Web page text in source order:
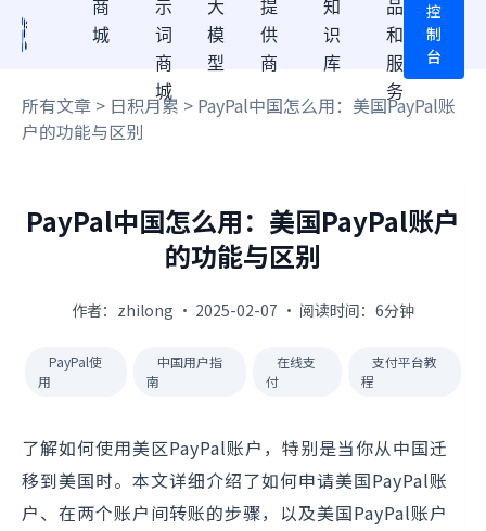
商
城
示
词
商
城
大
模
型
提
供
商
知
识
库
品
和
服
务
控
制
台
所有文章 > 日积月累 > PayPal中国怎么用：美国PayPal账
户的功能与区别
PayPal中国怎么用：美国PayPal账户
的功能与区别
作者：zhilong · 2025-02-07 · 阅读时间：6分钟
PayPal使
用
中国用户指
南
在线支
付
支付平台教
程
了解如何使用美区PayPal账户，特别是当你从中国迁
移到美国时。本文详细介绍了如何申请美国PayPal账
户、在两个账户间转账的步骤，以及美国PayPal账户